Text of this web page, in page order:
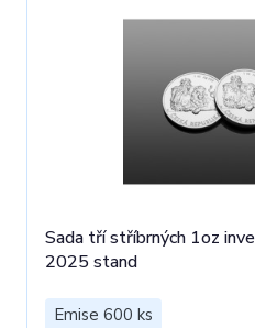
Sada tří stříbrných 1oz
2025 stand
Emise 600 ks